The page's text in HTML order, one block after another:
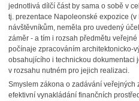
jednotlivá dílčí část by sama o sobě v
tj. prezentace Napoleonské expozice
návštěvníkům, neměla pro uvedený
záměr - a tím i rozsah předmětu
počínaje zpracováním architektonicko-
obsahujícího i technickou dokumentaci
v rozsahu nutném pro jejich realizaci.
Smyslem zákona o zadávání veřejných
efektivní vynakládání finančních